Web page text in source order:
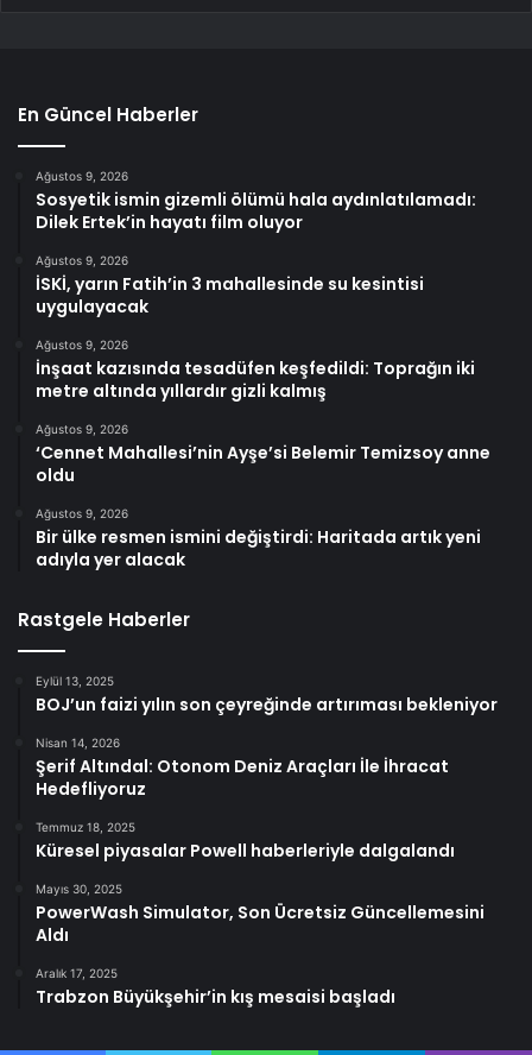
En Güncel Haberler
Ağustos 9, 2026
Sosyetik ismin gizemli ölümü hala aydınlatılamadı:
Dilek Ertek’in hayatı film oluyor
Ağustos 9, 2026
İSKİ, yarın Fatih’in 3 mahallesinde su kesintisi
uygulayacak
Ağustos 9, 2026
İnşaat kazısında tesadüfen keşfedildi: Toprağın iki
metre altında yıllardır gizli kalmış
Ağustos 9, 2026
‘Cennet Mahallesi’nin Ayşe’si Belemir Temizsoy anne
oldu
Ağustos 9, 2026
Bir ülke resmen ismini değiştirdi: Haritada artık yeni
adıyla yer alacak
Rastgele Haberler
Eylül 13, 2025
BOJ’un faizi yılın son çeyreğinde artırıması bekleniyor
Nisan 14, 2026
Şerif Altındal: Otonom Deniz Araçları İle İhracat
Hedefliyoruz
Temmuz 18, 2025
Küresel piyasalar Powell haberleriyle dalgalandı
Mayıs 30, 2025
PowerWash Simulator, Son Ücretsiz Güncellemesini
Aldı
Aralık 17, 2025
Trabzon Büyükşehir’in kış mesaisi başladı